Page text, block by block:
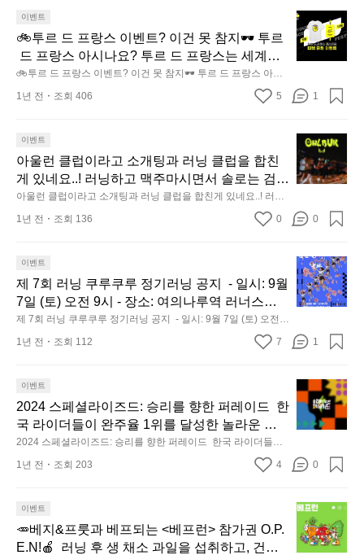
6
월
(3
월
~
시
범
운
요
금:
도
3
0
0
원
총
1
2
(예
비
척)
선
착
회
를
하
게
정
말
단
해
입
니
다.
정!
다
에
는
도
전
볼
요?
ㅎ
데
효
창
만
fSUQiOiI4ZDBjMzA0OTkzYjc0YmY0ODIyMTli
NzBjMTVhODgwMiIsIkdST1VQX0lEIjoiNjcxO
WY2M2M5MWE3ODQwMDIyZDBiODBjIn0.ifO
JGmlStliOU3gsYa4nwVvFjt2iP4Lv4H_Yx4iiLtg
0YmY0ODIyMTliNzBjMTVhODgwMiIsIkdST1VQX0lEIjoiNjcxO
Ya4nwVvFjt2iP4Lv4H_Yx4iiLtg
장
이
내
터
외
시
민
예
이
능
합
니
다.
롬
가
능
해
🚴🏼
h
t
p
이벤트
🚲투르 드 프랑스 이벤트? 이건 못 참지🕶 투르
드 프랑스 아시나요? 투르 드 프랑스는 세계에
서 가장 귄위있는 자전거 대회입니다 그런데 이
제 한국에서도 즐길 수 있다는 것🤦‍♀️ "게시글만
동하거나, 운동을 하는 누구나! [참여 방법] - 아
웃도어 활동 or 운동 기록을 커뮤니티 글 1건 이
상 업로드 시 이벤트 자동 참여 - 업로드 후 추첨
을 통해 당첨자 선정 - 업로드하러가기: https://o
utdoor.theres.co/1eFbJJZEcNb [🎁상품] - 투르
가 경품도 참고해주세요!! [기간] - 9월 26일(목) 1
2:00 ~ 10월 6일(일) 자정까지 [결과 발표] - 10월
9일(화) 18:00 이후 업로드한 게시물에 댓글 또
는 SMS로 전달 (당첨자는 랜덤 추첨을 통해 선
정 예정) *아웃도어를 향한 열정, 운동에 대한 열
항] - 아래 항목의 경우 이벤트에서 제외될 수 있
어요 1. 이벤트 종료 전 게시물이 삭제된 경우 2.
미디어(사진, 영상 등)가 도용된 경우 - 미 당첨
자에게는 별도의 연락을 드리지 않아요 - 당사의
조기 종료될 수 있어요 - 당첨 시 ‘마케팅 정보
수신 동의’에 따라 가입할 때 사용된 번호가 사
용될 수 있어요
🚲투르 드 프랑스 이벤트? 이건 못 참지🕶 투르 드 프랑스 아시
나요? 투르 드 프랑스는 세계에서 가장 귄위있는 자전거 대회입
니다 그런데 이제 한국에서도 즐길 수 있다는 것🤦‍♀️ "게시글만 등
여 방법] - 아웃도어 활동 or 운동 기록을 커뮤니티 글 1건 이상
정 - 업로드하러가기: https://outdoor.theres.co/1eFbJJZEcNb
[🎁상품] - 투르 드 프랑스 페스티벌 티켓:10명 - 투르 드 프랑스
페스티벌 티켓 + 티셔츠:5명 * 이벤트 참여 시 추가 경품도 참고
해주세요!! [기간] - 9월 26일(목) 12:00 ~ 10월 6일(일) 자정까지
[결과 발표] - 10월 9일(화) 18:00 이후 업로드한 게시물에 댓글
또는 SMS로 전달 (당첨자는 랜덤 추첨을 통해 선정 예정) *아웃
첨에서 제외될 수 있어요😭 [이벤트 유의사항] - 아래 항목의 경
우 이벤트에서 제외될 수 있어요 1. 이벤트 종료 전 게시물이 삭
제된 경우 2. 미디어(사진, 영상 등)가 도용된 경우 - 미 당첨자에
게는 별도의 연락을 드리지 않아요 - 당사의 사정에 따라 사전 고
지 없이 이벤트가 변경 또는 조기 종료될 수 있어요 - 당첨 시 ‘마
케팅 정보 수신 동의’에 따라 가입할 때 사용된 번호가 사용될 수
있어요
🚲
투
프
이
벤
트?
건
못
지
🕶
투
드
프
스
아
시
요?
투
드
프
랑
1년 전 조회 406 5 1
이벤트
아울런 클럽이라고 소개팅과 러닝 클럽을 합친
게 있네요..! 러닝하고 맥주마시면서 솔로는 검은
티를 입고 서로 교류하는건가봐요! 물론 솔로가
아니면 다른 색 입고 친해지면 되구요 인스타 아
아울런 클럽이라고 소개팅과 러닝 클럽을 합친게 있네요..! 러닝
하고 맥주마시면서 솔로는 검은티를 입고 서로 교류하는건가봐
요! 물론 솔로가 아니면 다른 색 입고 친해지면 되구요 인스타 아
아
울
런
럽
이
고
소
개
러
클
럽
을
합
게
네
요..!
러
닝
1년 전 조회 136 0 0
이벤트
제 7회 러닝 쿠루쿠루 정기러닝 공지  - 일시: 9월
7일 (토) 오전 9시 - 장소: 여의나루역 러너스테
이션 앞 - 코스: 여의도 고구마런 🍠 🍠 🍠 8k  고
구마를 완성시키기 위해  이 번 정기러닝은 8키
6'00 ~ 6'30 페이스  느린팀 7'00 이하 페이스  *
정기러닝 날짜를 2째주 토요일 오전과 4째주 금
요일 저녁으로 하려고 합니다. 다만 추석이 있어
서 이번 달은 첫 번째 주로 변경했습니다.
제 7회 러닝 쿠루쿠루 정기러닝 공지  - 일시: 9월 7일 (토) 오전 9
시 - 장소: 여의나루역 러너스테이션 앞 - 코스: 여의도 고구마런
🍠 🍠 🍠 8k  고구마를 완성시키기 위해  이 번 정기러닝은 8키로
하 페이스  * 정기러닝 날짜를 2째주 토요일 오전과 4째주 금요
째 주로 변경했습니다.
제
7
회
쿠
쿠
루
정
기
닝
지
일
시:
1년 전 조회 112 7 1
이벤트
2024 스페셜라이즈드: 승리를 향한 퍼레이드  한
국 라이더들이 완주율 1위를 달성한 놀라운 결
과와 성원에 힘입어, 올타임 사이클링 슈퍼스타
피터 사간 선수가 직접 한국에 방문하여 이벤트
장소: 춘천 송암스포츠타운 빙상경기장 주최/주
관: 스페셜라이즈드행사조직위원회 후원: 강원
특별자치도, 춘천시, 춘천레저태권도조직위원
2024 스페셜라이즈드: 승리를 향한 퍼레이드  한국 라이더들이
완주율 1위를 달성한 놀라운 결과와 성원에 힘입어, 올타임 사
이클링 슈퍼스타 피터 사간 선수가 직접 한국에 방문하여 이벤트
경기장 주최/주관: 스페셜라이즈드행사조직위원회 후원: 강원특
이크 코스: 62KM (컷오프 3시간) 참가자격: 20세 이상 남, 여 참
가인원: 1,000명 참가비: 80,000원  https://specializedvictorypar
0
4
페
이
즈
드:
1년 전 조회 203 4 0
이벤트
🥕베지&프룻과 베프되는 <베프런> 참가권 O.P.
E.N!🍎  러닝 후 생 채소 과일을 섭취하고, 건강
🥕
베
지